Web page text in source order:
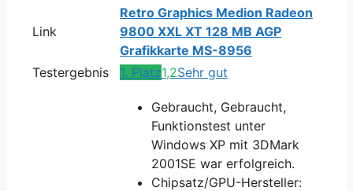
Link
Retro Graphics Medion Radeon
9800 XXL XT 128 MB AGP
Grafikkarte MS-8956
Testergebnis
1. Platz1,2Sehr gut
Gebraucht, Gebraucht,
Funktionstest unter
Windows XP mit 3DMark
2001SE war erfolgreich.
Chipsatz/GPU-Hersteller: